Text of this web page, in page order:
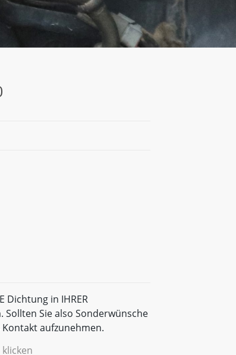
Dichtung in IHRER
Sie also Sonderwünsche
aufzunehmen.